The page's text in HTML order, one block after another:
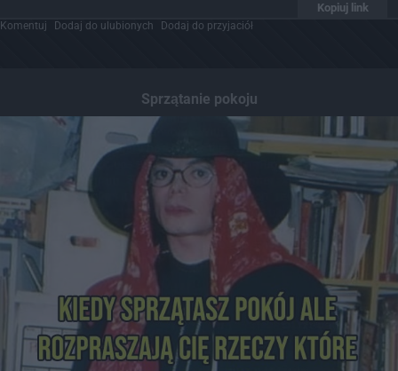
Kopiuj link
Komentuj Dodaj do ulubionych Dodaj do przyjaciół
Sprzątanie pokoju